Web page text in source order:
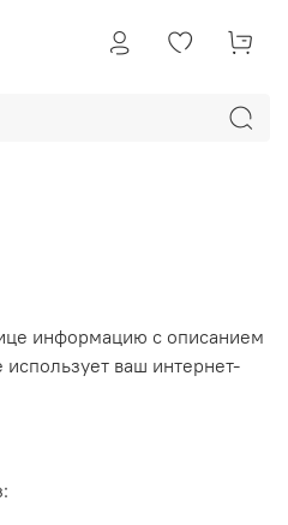
информацию с описанием
ваш интернет-